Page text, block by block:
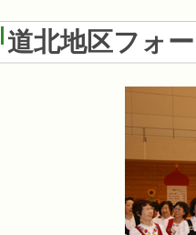
道北地区フォ